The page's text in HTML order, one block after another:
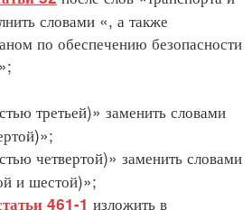
словами «, а также
по обеспечению безопасности
третьей)» заменить словами
четвертой)» заменить словами
и шестой)»;
461-1 изложить в